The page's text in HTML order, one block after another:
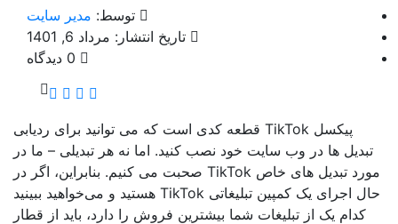
توسط:مدیر سایت
تاریخ انتشار: مرداد 6, 1401
پیکسل TikTok قطعه کدی است که می توانید برای ردیابی
ها در وب سایت خود نصب کنید. اما نه هر تبدیلی – ما در
مورد تبدیل های خاص TikTok صحبت می کنیم. بنابراین، اگر در
حال اجرای یک کمپین تبلیغاتی TikTok هستید و می‌خواهید ببینید
کدام یک از تبلیغات شما بیشترین فروش را دارد، باید از قطار